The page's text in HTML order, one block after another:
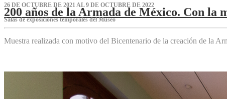
26 DE OCTUBRE DE 2021 AL 9 DE OCTUBRE DE 2022
200 años de la Armada de México. Con la
Salas de exposiciones temporales del Museo‌
Muestra realizada con motivo del Bicentenario de la creación de la